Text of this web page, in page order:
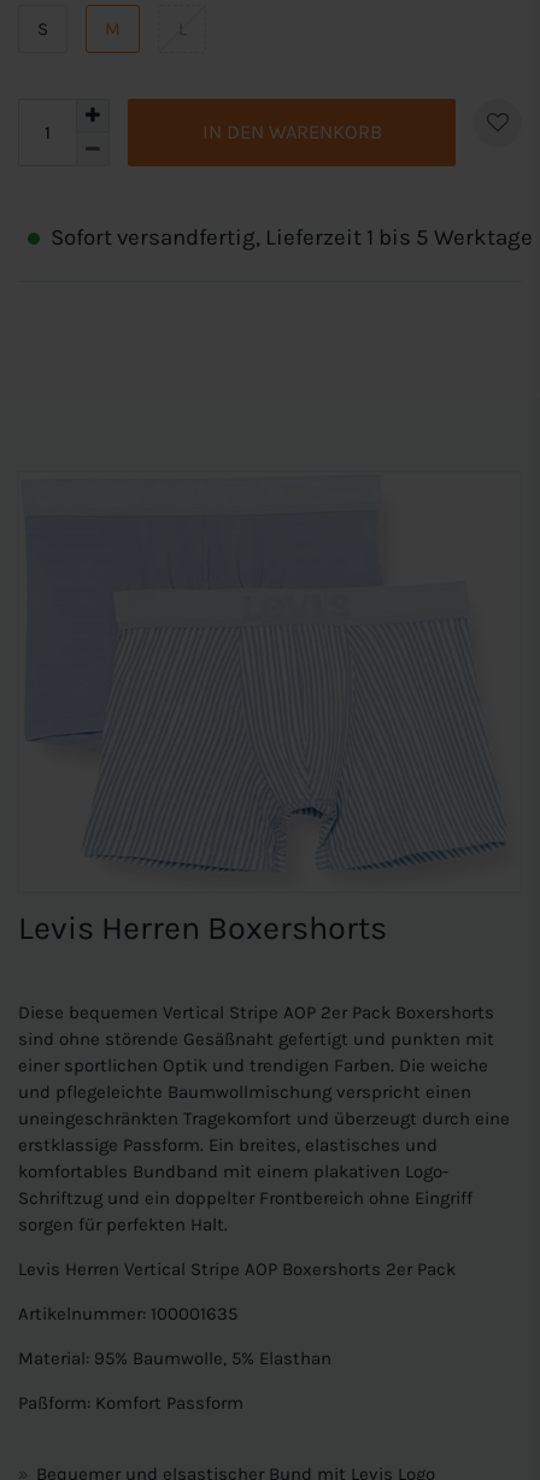
S M L
IN DEN WARENKORB
Sofort versandfertig, Lieferzeit 1 bis 5 Werktage
Levis Herren Boxershorts
Diese bequemen Vertical Stripe AOP 2er Pack Boxershorts
sind ohne störende Gesäßnaht gefertigt und punkten mit
einer sportlichen Optik und trendigen Farben. Die weiche
und pflegeleichte Baumwollmischung verspricht einen
uneingeschränkten Tragekomfort und überzeugt durch eine
erstklassige Passform. Ein breites, elastisches und
komfortables Bundband mit einem plakativen Logo-
Schriftzug und ein doppelter Frontbereich ohne Eingriff
sorgen für perfekten Halt.
Levis Herren Vertical Stripe AOP Boxershorts 2er Pack
Artikelnummer: 100001635
Material: 95% Baumwolle, 5% Elasthan
Paßform: Komfort Passform
Bequemer und elsastischer Bund mit Levis Logo